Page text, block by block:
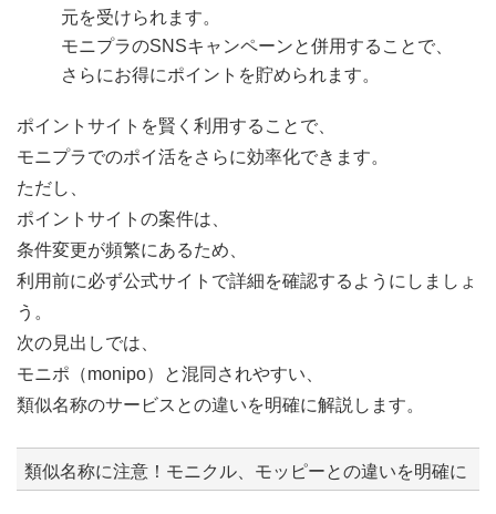
元を受けられます。
モニプラのSNSキャンペーンと併用することで、
さらにお得にポイントを貯められます。
ポイントサイトを賢く利用することで、
モニプラでのポイ活をさらに効率化できます。
ただし、
ポイントサイトの案件は、
条件変更が頻繁にあるため、
利用前に必ず公式サイトで詳細を確認するようにしましょ
う。
次の見出しでは、
モニポ（monipo）と混同されやすい、
類似名称のサービスとの違いを明確に解説します。
類似名称に注意！モニクル、モッピーとの違いを明確に